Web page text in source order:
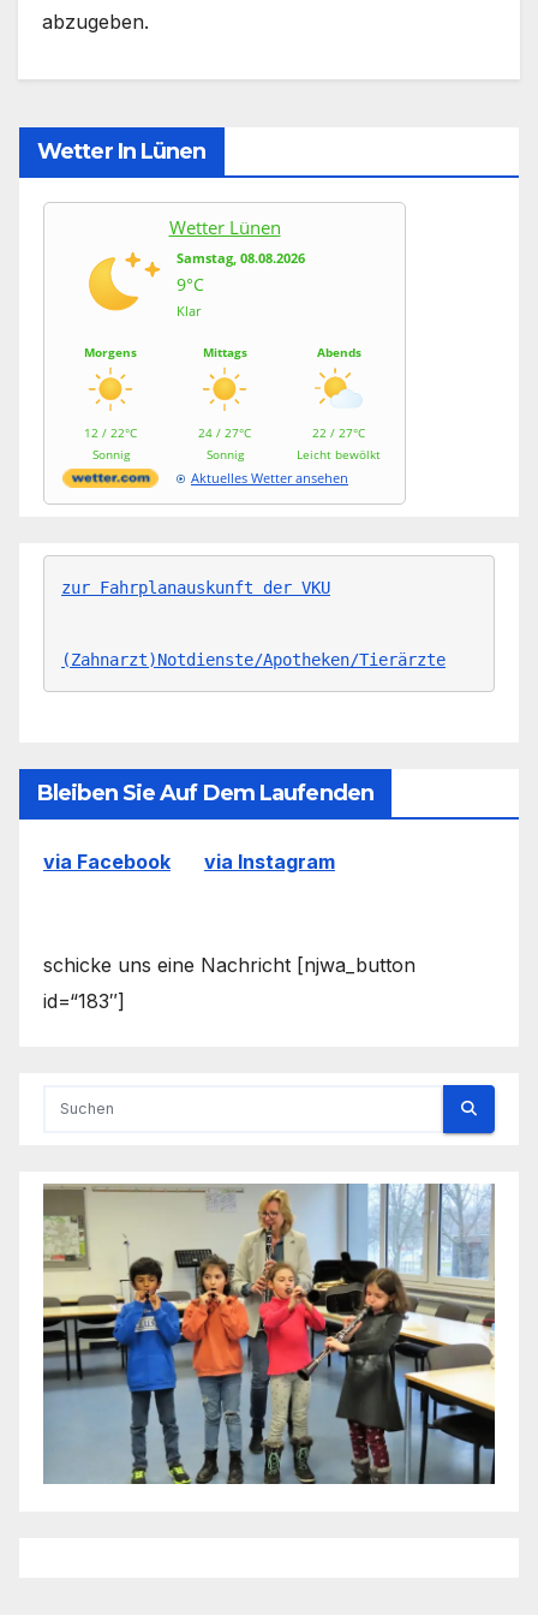
abzugeben.
Wetter In Lünen
Wetter Lünen
Samstag, 08.08.2026
9°C
Klar
Morgens
12 / 22°C
Sonnig
Mittags
24 / 27°C
Sonnig
Abends
22 / 27°C
Leicht bewölkt
Aktuelles Wetter ansehen
zur Fahrplanauskunft der VKU
(Zahnarzt)Notdienste/Apotheken/Tierärzte
Bleiben Sie Auf Dem Laufenden
via Facebook via Instagram
schicke uns eine Nachricht [njwa_button
id=“183″]